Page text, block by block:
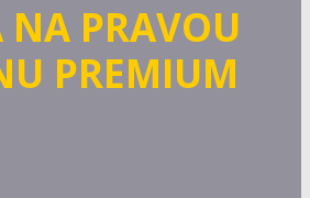
NA PRAVOU
PREMIUM